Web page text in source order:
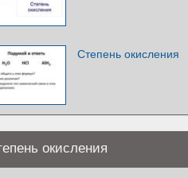
Степень окисления
окисления